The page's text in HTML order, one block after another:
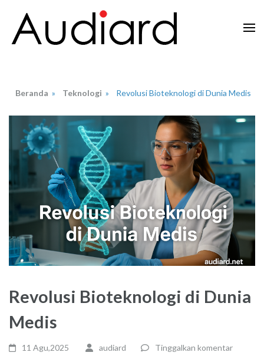
konten
Beranda » Teknologi » Revolusi Bioteknologi di Dunia Medis
Revolusi Bioteknologi di Dunia
Medis
11 Agu,2025 audiard Tinggalkan komentar